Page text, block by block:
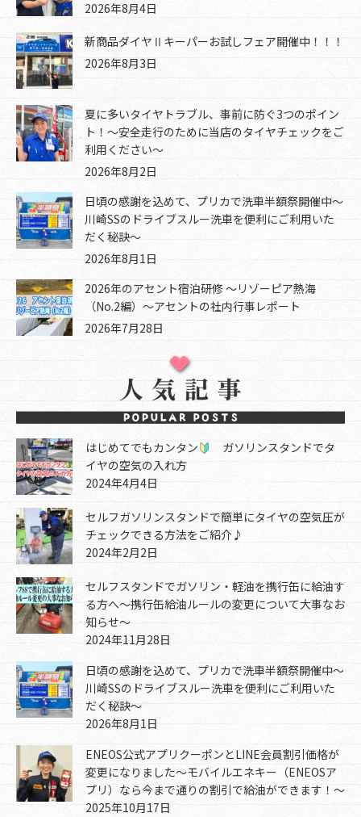
2026年8月4日
新商品ダイヤⅡキーパーお試しフェア開催中！！！
2026年8月3日
夏に多いタイヤトラブル、事前に防ぐ3つのポイン
ト！～安全走行のために当店のタイヤチェックをご
利用ください～
2026年8月2日
日頃の感謝を込めて、プリカで洗車半額祭開催中～
川崎SSのドライブスルー洗車を便利にご利用いた
だく秘訣～
2026年8月1日
2026年のアセント宿泊研修 ～リゾーピア熱海
（No.2編）～アセントの社内行事レポート
2026年7月28日
はじめてでもカンタン
ガソリンスタンドでタ
イヤの空気の入れ方
2024年4月4日
セルフガソリンスタンドで簡単にタイヤの空気圧が
チェックできる方法をご紹介♪
2024年2月2日
セルフスタンドでガソリン・軽油を携行缶に給油す
る方へ～携行缶給油ルールの変更について大事なお
知らせ～
2024年11月28日
日頃の感謝を込めて、プリカで洗車半額祭開催中～
川崎SSのドライブスルー洗車を便利にご利用いた
だく秘訣～
2026年8月1日
ENEOS公式アプリクーポンとLINE会員割引価格が
変更になりました～モバイルエネキー（ENEOSア
プリ）なら今まで通りの割引で給油ができます！～
2025年10月17日